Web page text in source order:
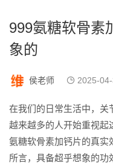
999氨糖软骨素
象的
侯老师 2025-
在我们的日常生活中，关
越来越多的人开始重视起
氨糖软骨素加钙片的真实
所言，具备超乎想象的功